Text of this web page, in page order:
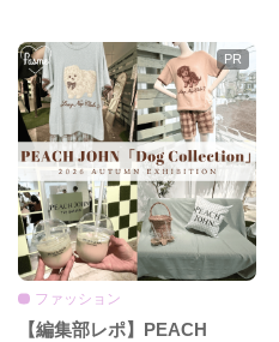
ファッション
【編集部レポ】PEACH